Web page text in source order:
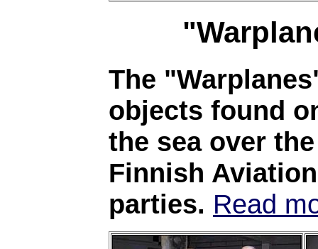
The
objects found
the sea over
Finnish
parties. Read